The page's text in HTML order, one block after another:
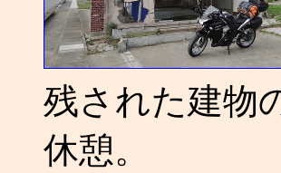
残された建物
休憩。